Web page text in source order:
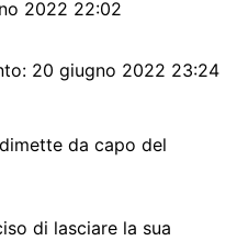
2022 22:02
20 giugno 2022 23:24
di lasciare la sua